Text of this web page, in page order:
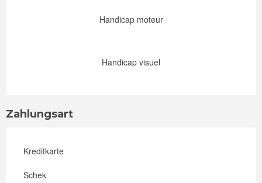
Handicap moteur
Handicap visuel
Zahlungsart
Kreditkarte
Schek